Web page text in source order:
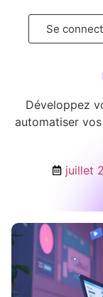
Se
Développez
automatiser
juillet